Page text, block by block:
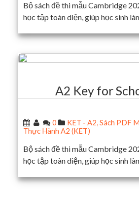
Bộ sách đề thi mẫu Cambridge
học tập toàn diện, giúp học sinh
A2 Key for
0 KET - A2,Sách PDF
Thực Hành A2 (KET)
Bộ sách đề thi mẫu Cambridge
học tập toàn diện, giúp học sinh